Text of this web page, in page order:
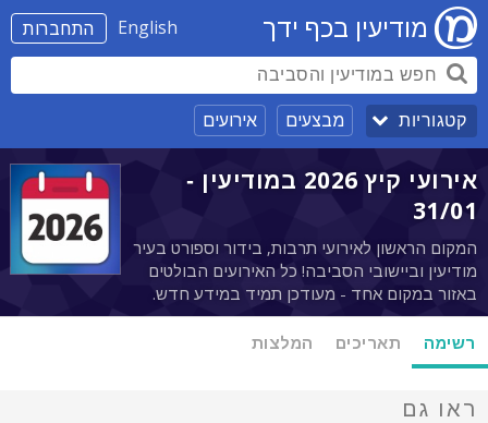
התחברות English מודיעין בכף ידך
קטגוריות מבצעים אירועים
אירועי קיץ 2026 במודיעין -
31/01
המקום הראשון לאירועי תרבות, בידור וספורט בעיר
מודיעין וביישובי הסביבה! כל האירועים הבולטים
באזור במקום אחד - מעודכן תמיד במידע חדש.
רשימה תאריכים המלצות
ראו גם